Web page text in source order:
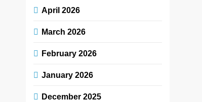
April 2026
March 2026
February 2026
January 2026
December 2025